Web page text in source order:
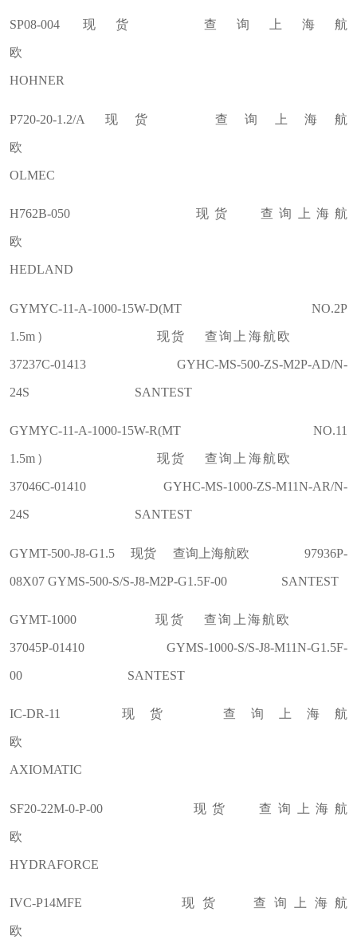
SP08-004 现货 查询上海航
欧
HOHNER
P720-20-1.2/A 现货 查询上海航
欧
OLMEC
H762B-050 现货 查询上海航
欧
HEDLAND
GYMYC-11-A-1000-15W-D(MT NO.2P
1.5m） 现货 查询上海航欧
37237C-01413 GYHC-MS-500-ZS-M2P-AD/N-
24S SANTEST
GYMYC-11-A-1000-15W-R(MT NO.11
1.5m） 现货 查询上海航欧
37046C-01410 GYHC-MS-1000-ZS-M11N-AR/N-
24S SANTEST
GYMT-500-J8-G1.5 现货 查询上海航欧 97936P-
08X07 GYMS-500-S/S-J8-M2P-G1.5F-00 SANTEST
GYMT-1000 现货 查询上海航欧
37045P-01410 GYMS-1000-S/S-J8-M11N-G1.5F-
00 SANTEST
IC-DR-11 现货 查询上海航
欧
AXIOMATIC
SF20-22M-0-P-00 现货 查询上海航
欧
HYDRAFORCE
IVC-P14MFE 现货 查询上海航
欧